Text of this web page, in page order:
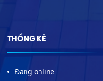
THỐNG KÊ
Đang online